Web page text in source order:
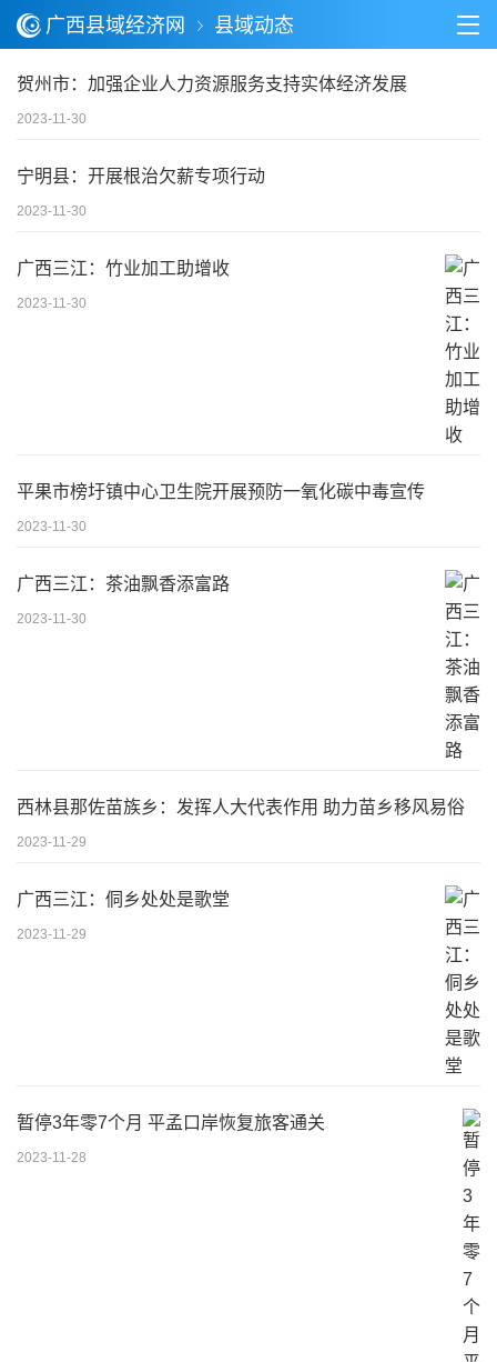
广西县域经济网 县域动态
贺州市：加强企业人力资源服务支持实体经济发展
2023-11-30
宁明县：开展根治欠薪专项行动
2023-11-30
广西三江：竹业加工助增收
2023-11-30
平果市榜圩镇中心卫生院开展预防一氧化碳中毒宣传
2023-11-30
广西三江：茶油飘香添富路
2023-11-30
西林县那佐苗族乡：发挥人大代表作用 助力苗乡移风易俗
2023-11-29
广西三江：侗乡处处是歌堂
2023-11-29
暂停3年零7个月 平孟口岸恢复旅客通关
2023-11-28